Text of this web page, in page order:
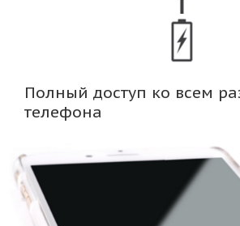
Полный доступ ко всем
телефона